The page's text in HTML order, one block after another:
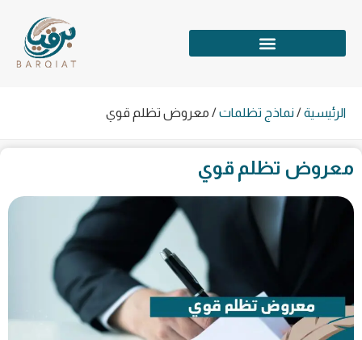
الرئيسية/نماذج تظلمات/ معروض تظلم قوي
معروض تظلم قوي